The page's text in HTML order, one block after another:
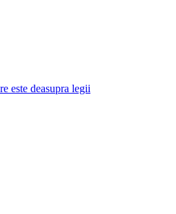
este deasupra legii